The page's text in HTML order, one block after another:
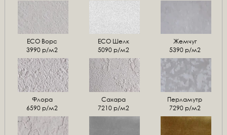
ЕСО Ворс
3990 р/м2
ЕСО Шелк
5090 р/м2
Жемчуг
5390 р/м2
Флора
6590 р/м2
Сахара
7210 р/м2
Перламутр
7290 р/м2